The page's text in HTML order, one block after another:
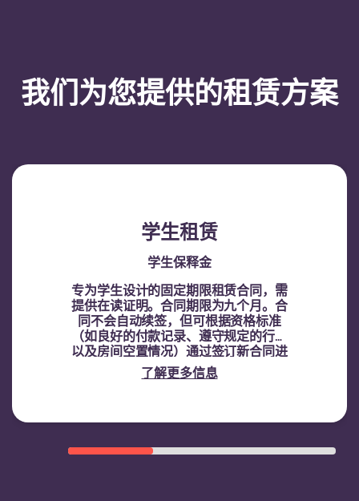
我们为您提供的租赁方案
学生租赁
学生保释金
专为学生设计的固定期限租赁合同，需
提供在读证明。合同期限为九个月。合
同不会自动续签，但可根据资格标准
（如良好的付款记录、遵守规定的行为
以及房间空置情况）通过签订新合同进
行续租。
了解更多信息